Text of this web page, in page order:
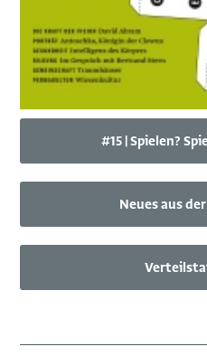
#15 | Spielen?
Neues aus